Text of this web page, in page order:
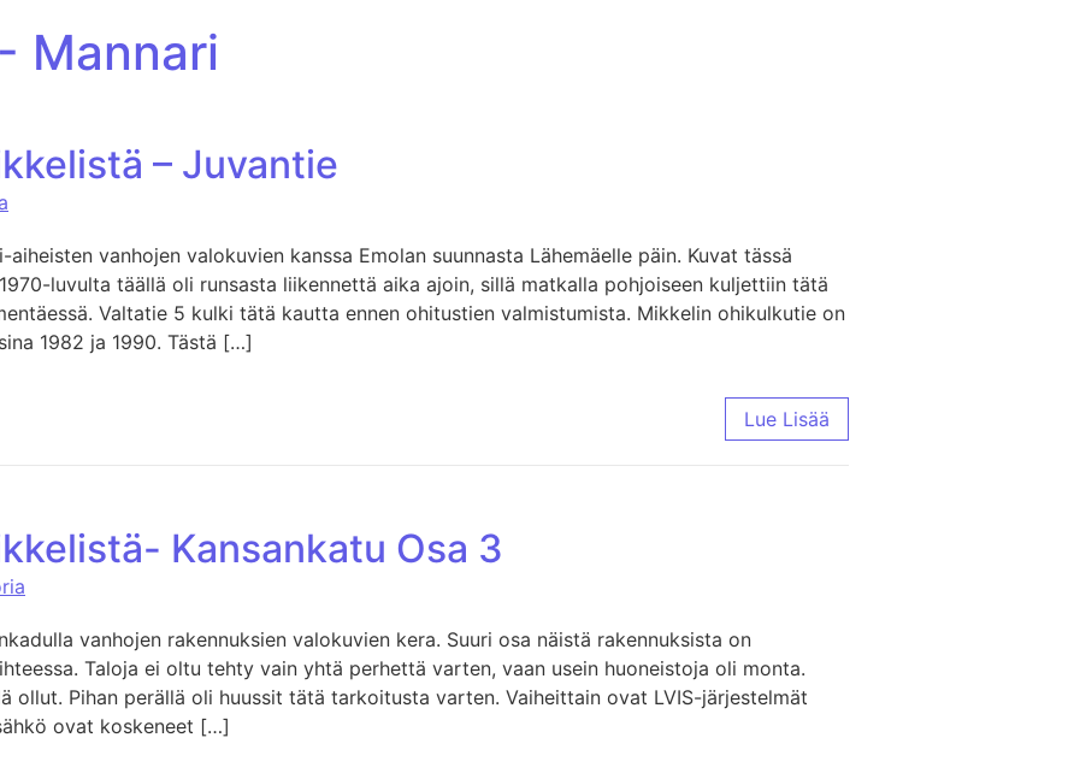
Mannari
– Juvantie
vanhojen valokuvien kanssa Emolan suunnasta Lähemäelle päin. Kuvat tässä
luvulta täällä oli runsasta liikennettä aika ajoin, sillä matkalla pohjoiseen kuljettiin tätä
Valtatie 5 kulki tätä kautta ennen ohitustien valmistumista. Mikkelin ohikulkutie on
1982 ja 1990. Tästä […]
Lue Lisää
Kansankatu Osa 3
vanhojen rakennuksien valokuvien kera. Suuri osa näistä rakennuksista on
Taloja ei oltu tehty vain yhtä perhettä varten, vaan usein huoneistoja oli monta.
ollut. Pihan perällä oli huussit tätä tarkoitusta varten. Vaiheittain ovat LVIS-järjestelmät
ovat koskeneet […]